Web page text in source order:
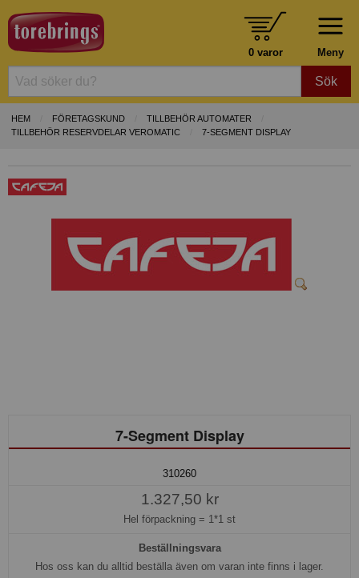
Meny
0 varor
Sök
HEM FÖRETAGSKUND
TILLBEHÖR AUTOMATER
TILLBEHÖR RESERVDELAR VEROMATIC
7-SEGMENT DISPLAY
7-Segment Display
310260
1.327,50 kr
Hel förpackning = 1*1 st
Beställningsvara
Hos oss kan du alltid beställa även om varan inte finns i lager.